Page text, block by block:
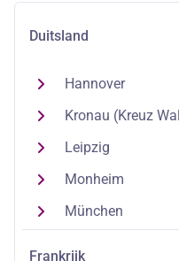
Duitsland
Hannover
Kronau (Kreuz
Leipzig
Monheim
München
Frankrijk